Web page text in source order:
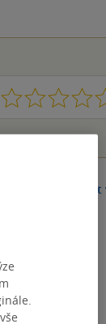
1 2 3 4 5